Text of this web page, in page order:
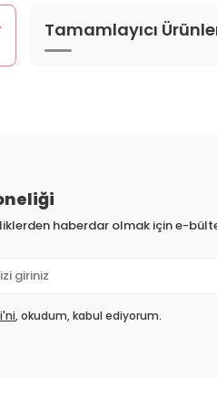
Tamamlayıcı
haberdar olmak için e-
, okudum, kabul ediyorum.